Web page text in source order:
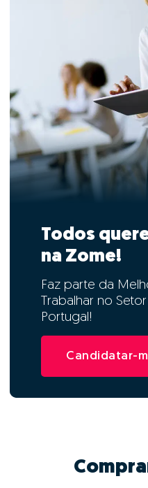
Todos
na Zome!
Faz parte da
Trabalhar no
Portugal!
Candidatar-